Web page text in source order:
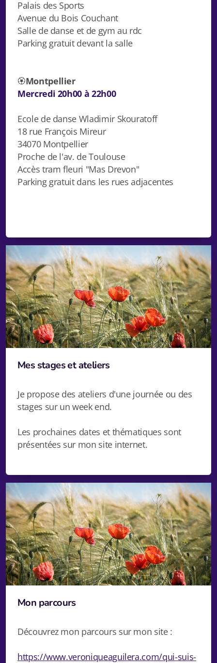
Palais des Sports
Avenue du Bois Couchant
Salle de danse et de gym au rdc
Parking gratuit devant la salle
🏵️Montpellier
Mercredi 20h00 à 22h00
Ecole de danse Wladimir Skouratoff
18 rue François Mireur
34070 Montpellier
Proche de l'av. de Toulouse
Accès tram fleuri "Mas Drevon"
Parking gratuit dans les rues adjacentes
Mes stages et ateliers
Je propose des ateliers d'une journée ou des
stages sur un week end.
Les prochaines dates et thématiques sont
présentées sur mon site internet.
Mon parcours
Découvrez mon parcours sur mon site :
https://www.veroniqueaguilera.com/qui-suis-